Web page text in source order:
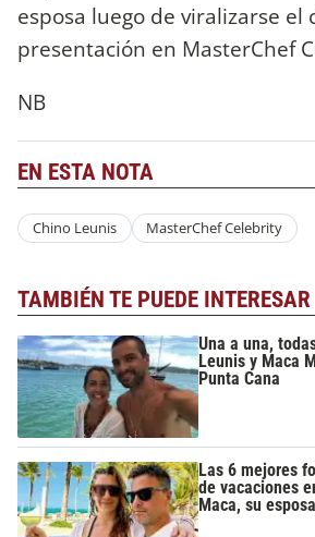
esposa luego de viralizarse el
presentación en MasterChef
NB
EN ESTA NOTA
Chino Leunis MasterChef Celebrity
TAMBIÉN TE PUEDE INTERESAR
Una a una,
Leunis y Maca
Punta Cana
Las 6 mejores
de vacaciones
Maca, su esposa